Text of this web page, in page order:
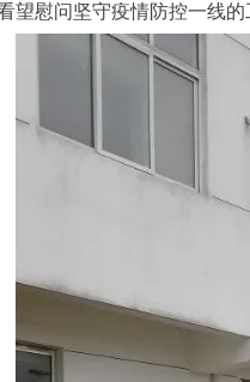
望慰问坚守疫情防控一线的